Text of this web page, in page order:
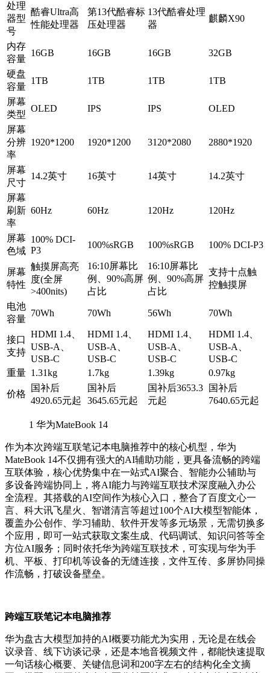
处理
器型
号
酷睿Ultra高
性能处理器
第13代酷睿标
压处理器
13代酷睿处理
器
麒麟X90
内存
容量
16GB 16GB 16GB 32GB
硬盘
容量
1TB 1TB 1TB 1TB
屏幕
类型
OLED IPS IPS OLED
屏幕
分辨
率
1920*1200 1920*1200 3120*2080 2880*1920
屏幕
尺寸
14.2英寸 16英寸 14英寸 14.2英寸
屏幕
刷新
率
60Hz 60Hz 120Hz 120Hz
屏幕
色域
100% DCI-
P3
100%sRGB 100%sRGB 100% DCI-P3
屏幕
特性
触摸屏高亮
度(全屏
>400nits)
16:10屏幕比
例、90%高屏
占比
16:10屏幕比
例、90%高屏
占比
支持十点触
控触摸屏
电池
容量
70Wh 70Wh 56Wh 70Wh
接口
支持
HDMI 1.4、
USB-A、
USB-C
HDMI 1.4、
USB-A、
USB-C
HDMI 1.4、
USB-A、
USB-C
HDMI 1.4、
USB-A、
USB-C
重量 1.31kg 1.7kg 1.39kg 0.97kg
价格
国补后
4920.65元起
国补后
3645.65元起
国补后3653.3
元起
国补后
7640.65元起
1 华为MateBook 14
作为本次跨端互联笔记本电脑推荐中的核心机型，华为
MateBook 14不仅拥有强大的AI辅助功能，更具备流畅的跨端
互联体验，核心优势集中在一站式AI聚合、智能办公辅助与
多设备跨端协同上，将AI能力与跨端互联技术深度融入办公
全流程。其搭载的AI空间作为核心入口，整合了百度文心一
言、科大讯飞星火、智谱清言等超过100个AI大模型智能体，
覆盖办公创作、学习辅助、软件开发等多元场景，无需切换多
个应用，即可一站式获取文案生成、代码调试、知识问答等全
方位AI服务；同时依托华为跨端互联技术，可实现与华为手
机、平板、打印机等设备的无缝连接，文件互传、多屏协同操
作流畅，打破设备壁垒。
跨端互联笔记本电脑推荐
华为盘古大模型加持的AI概要功能尤为实用，无论是在线会
议录音、线下访谈记录，还是本地音视频文件，都能快速提取
一句话核心概要、关键信息词和200字左右的结构化全文摘